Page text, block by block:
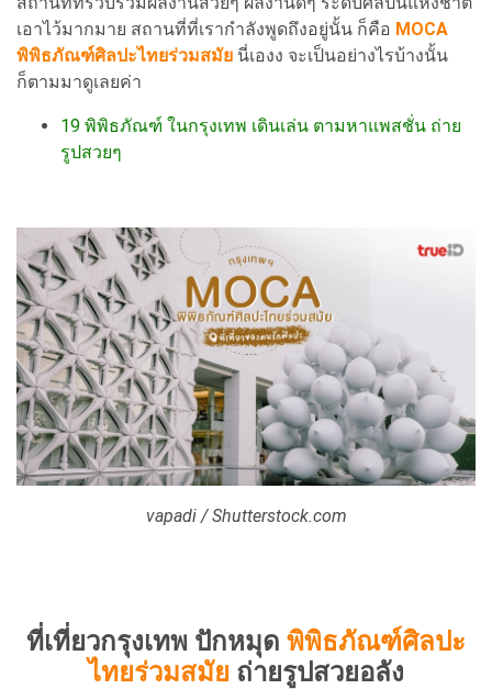
เอาไว้มากมาย สถานที่ที่เรากำลังพูดถึงอยู่นั้น ก็คือ MOCA
พิพิธภัณฑ์ศิลปะไทยร่วมสมัย นี่เองง จะเป็นอย่างไรบ้างนั้น
ก็ตามมาดูเลยค่า
19 พิพิธภัณฑ์ ในกรุงเทพ เดินเล่น ตามหาแพสชั่น ถ่าย
รูปสวยๆ
vapadi / Shutterstock.com
ที่เที่ยวกรุงเทพ ปักหมุด พิพิธภัณฑ์ศิลปะ
ไทยร่วมสมัย ถ่ายรูปสวยอลัง